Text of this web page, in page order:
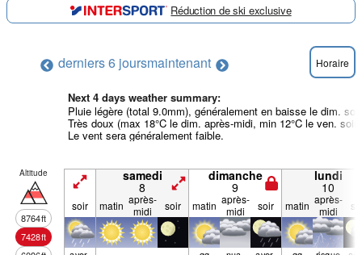
Réduction de ski exclusive
derniers 6 joursmaintenant Horaire
Next 4 days weather summary:
Pluie légère (total 9.0mm), généralement en baisse le dim.
Très doux (max 18°C le dim. après-midi, min 12°C le ven.
Le vent sera généralement faible.
Altitude
8764ft
7428ft
samedi
8
dimanche
9
lundi
10
soir matin après-
midi
soir matin après-
midi
soir matin après-
midi